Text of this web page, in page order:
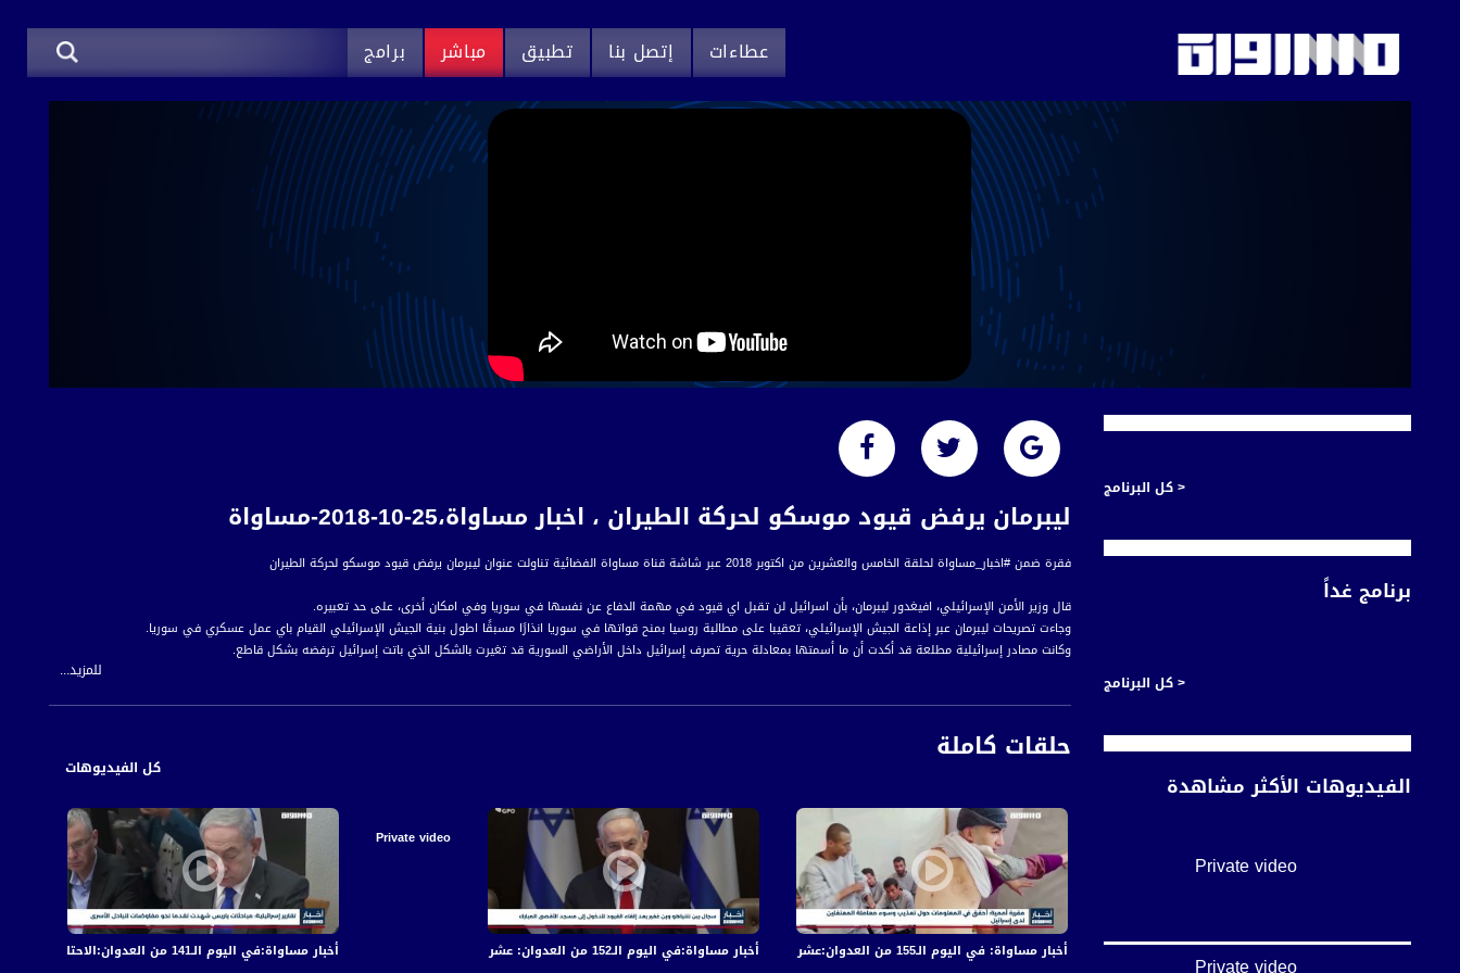
عطاءات إتصل بنا تطبيق مباشر برامج
ليبرمان يرفض قيود موسكو لحركة الطيران ، اخبار مساواة،25-10-2018-مساواة
فقرة ضمن #اخبار_مساواة لحلقة الخامس والعشرين من اكتوبر 2018 عبر شاشة قناة مساواة الفضائية تناولت عنوان ليبرمان يرفض قيود موسكو لحركة الطيران
قال وزير الأمن الإسرائيلي، افيغدور ليبرمان، بأن اسرائيل لن تقبل اي قيود في مهمة الدفاع عن نفسها في سوريا وفي امكان أخرى، على حد تعبيره.
وجاءت تصريحات ليبرمان عبر إذاعة الجيش الإسرائيلي، تعقيبا على مطالبة روسيا بمنح قواتها في سوريا انذارًا مسبقًا اطول بنية الجيش الإسرائيلي القيام باي عمل عسكري في سوريا.
وكانت مصادر إسرائيلية مطلعة قد أكدت أن ما أسمتها بمعادلة حرية تصرف إسرائيل داخل الأراضي السورية قد تغيرت بالشكل الذي باتت إسرائيل ترفضه بشكل قاطع.
#اخبار_مساواة يومياً الساعة 6:00 مساءً بتوقيت القدس
قناة مساواة الفضائية، صوت فلسطينيي الداخل - لاول مرة منذ ٧٠ عام
قناة مساواة الفضائية تبث عبر الحيّز الفضائي الفلسطيني PalSat وعلى مدار القمر NileSat من خلال التردد التالي :
Downlink frequency - الترد :
12645 MHZ
للمزيد...
حلقات كاملة كل الفيديوهات
أخبار مساواة:في اليوم الـ141 من العدوان:الاحتلال يكثف قصفه على قطاع غزة مخلّفا عشرات الشهداء والجرحى
Private video
أخبار مساواة:في اليوم الـ152 من العدوان: عشرات الشهداء والجرحى في قصف الاحتلال المتواصل على قطاع غزة أخبار مساواة: في اليوم الـ155 من العدوان:عشرات الشهداء والجرحى في قصف الاحتلال المتواصل على قطاع غزة
< كل البرنامج
برنامج غداً
< كل البرنامج
الفيديوهات الأكثر مشاهدة
Private video